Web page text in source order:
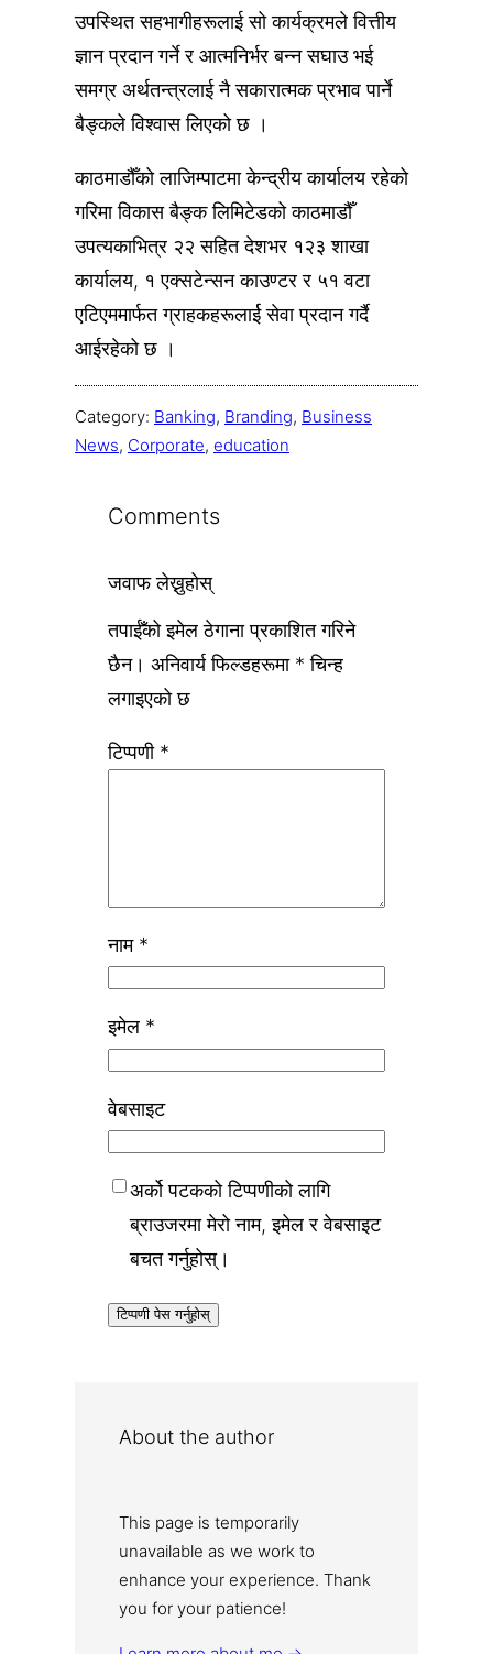
उपस्थित सहभागीहरूलाई सो कार्यक्रमले वित्तीय
ज्ञान प्रदान गर्ने र आत्मनिर्भर बन्न सघाउ भई
समग्र अर्थतन्त्रलाई नै सकारात्मक प्रभाव पार्ने
बैङ्कले विश्वास लिएको छ ।
काठमाडौँको लाजिम्पाटमा केन्द्रीय कार्यालय रहेको
गरिमा विकास बैङ्क लिमिटेडको काठमाडौँ
उपत्यकाभित्र २२ सहित देशभर १२३ शाखा
कार्यालय, १ एक्सटेन्सन काउण्टर र ५१ वटा
एटिएममार्फत ग्राहकहरूलार्ई सेवा प्रदान गर्दै
आईरहेको छ ।
Category: Banking, Branding, Business
News, Corporate, education
Comments
जवाफ लेख्नुहोस्
तपाईँको इमेल ठेगाना प्रकाशित गरिने
छैन। अनिवार्य फिल्डहरूमा * चिन्ह
लगाइएको छ
टिप्पणी *
नाम *
इमेल *
वेबसाइट
अर्को पटकको टिप्पणीको लागि
ब्राउजरमा मेरो नाम, इमेल र वेबसाइट
बचत गर्नुहोस्।
About the author
This page is temporarily
unavailable as we work to
enhance your experience. Thank
you for your patience!